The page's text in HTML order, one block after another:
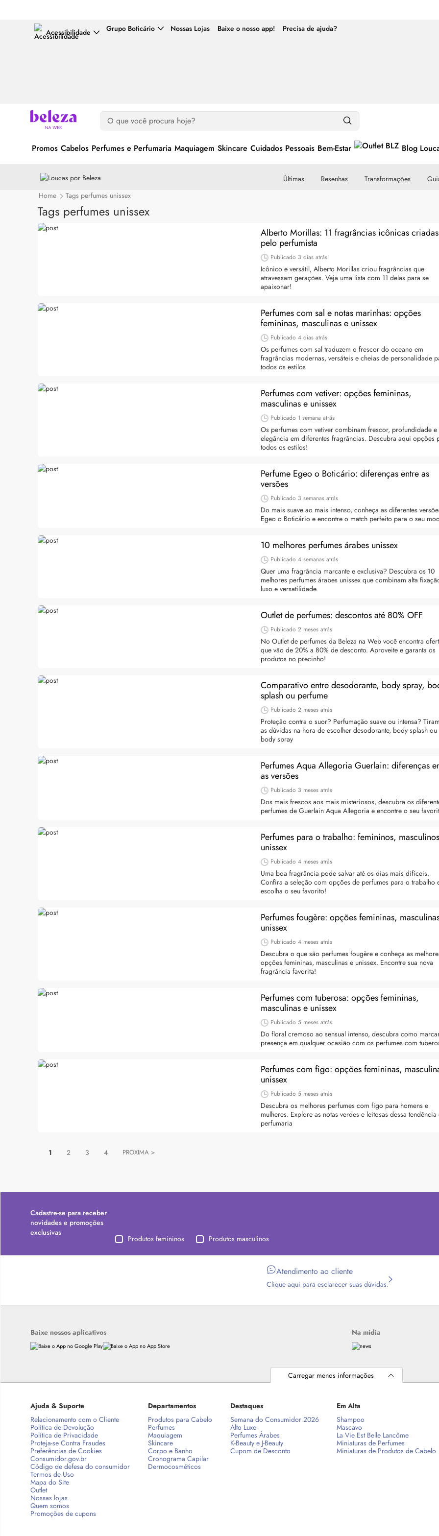
Acessibilidade Grupo Boticário Nossas Lojas Baixe o nosso app! Precisa de ajuda?
Promos Cabelos Perfumes e Perfumaria Maquiagem Skincare Cuidados Pessoais Bem-Estar Blog
Últimas Resenhas Transformações
Home
Tags perfumes unissex
Tags perfumes unissex
Alberto Morillas: 11 fragrâncias icônicas criadas
pelo perfumista
Publicado 3 dias atrás
Icônico e versátil, Alberto Morillas criou fragrâncias que
atravessam gerações. Veja uma lista com 11 delas para se
apaixonar!
Perfumes com sal e notas marinhas: opções
femininas, masculinas e unissex
Publicado 4 dias atrás
Os perfumes com sal traduzem o frescor do oceano em
fragrâncias modernas, versáteis e cheias de personalidade
todos os estilos
Perfumes com vetiver: opções femininas,
masculinas e unissex
Publicado 1 semana atrás
Os perfumes com vetiver combinam frescor, profundidade e
elegância em diferentes fragrâncias. Descubra aqui opções
todos os estilos!
Perfume Egeo o Boticário: diferenças entre as
versões
Publicado 3 semanas atrás
Do mais suave ao mais intenso, conheça as diferentes
Egeo o Boticário e encontre o match perfeito para o seu
10 melhores perfumes árabes unissex
Publicado 4 semanas atrás
Quer uma fragrância marcante e exclusiva? Descubra os 10
melhores perfumes árabes unissex que combinam alta
luxo e versatilidade.
Outlet de perfumes: descontos até 80% OFF
Publicado 2 meses atrás
No Outlet de perfumes da Beleza na Web você encontra
que vão de 20% a 80% de desconto. Aproveite e garanta os
produtos no precinho!
Comparativo entre desodorante, body spray,
splash ou perfume
Publicado 2 meses atrás
Proteção contra o suor? Perfumação suave ou intensa?
as dúvidas na hora de escolher desodorante, body splash ou
body spray
Perfumes Aqua Allegoria Guerlain: diferenças
as versões
Publicado 3 meses atrás
Dos mais frescos aos mais misteriosos, descubra os
perfumes de Guerlain Aqua Allegoria e encontre o seu
Perfumes para o trabalho: femininos,
unissex
Publicado 4 meses atrás
Uma boa fragrância pode salvar até os dias mais difíceis.
Confira a seleção com opções de perfumes para o trabalho
escolha o seu favorito!
Perfumes fougère: opções femininas,
unissex
Publicado 4 meses atrás
Descubra o que são perfumes fougère e conheça as
opções femininas, masculinas e unissex. Encontre sua nova
fragrância favorita!
Perfumes com tuberosa: opções femininas,
masculinas e unissex
Publicado 5 meses atrás
Do floral cremoso ao sensual intenso, descubra como
presença em qualquer ocasião com os perfumes com
Perfumes com figo: opções femininas,
unissex
Publicado 5 meses atrás
Descubra os melhores perfumes com figo para homens e
mulheres. Explore as notas verdes e leitosas dessa tendência
perfumaria
1 2 3 4 PROXIMA >
Cuidados com a barba: 4 dicas e produtos
O expert Willy Morales revela 5 cuidados com a
barba para você incluir no dia a dia. Veja quais
Queda de cabelo masculina: causas, como
e mais
A queda de cabelo masculina é um quadro
comum, e a boa notícia é que é possível
minimizá-lo. Descubra como, aqui!
Apesar de ser um quadro comum, a foliculite
pode trazer muitos incômodos. Saiba como tratá-
reverte os danos do cabelo
saiba como incluir a tecnologia na rotina
Cadastre-se para receber
novidades e promoções
exclusivas
Produtos femininos Produtos masculinos
Atendimento ao cliente
Clique aqui para esclarecer suas dúvidas.
Baixe nossos aplicativos Na mídia
Carregar menos informações
Ajuda & Suporte
Relacionamento com o Cliente
Política de Devolução
Política de Privacidade
Proteja-se Contra Fraudes
Preferências de Cookies
Consumidor.gov.br
Código de defesa do consumidor
Termos de Uso
Mapa do Site
Outlet
Nossas lojas
Quem somos
Promoções de cupons
Departamentos
Produtos para Cabelo
Perfumes
Maquiagem
Skincare
Corpo e Banho
Cronograma Capilar
Dermocosméticos
Destaques
Semana do Consumidor 2026
Alto Luxo
Perfumes Árabes
K-Beauty e J-Beauty
Cupom de Desconto
Em Alta
Shampoo
Mascavo
La Vie Est Belle Lancôme
Miniaturas de Perfumes
Miniaturas de Produtos de Cabelo